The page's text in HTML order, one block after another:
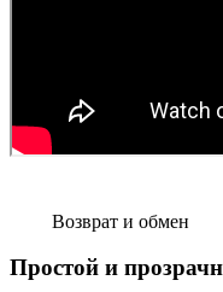
Возврат и обмен
Простой и